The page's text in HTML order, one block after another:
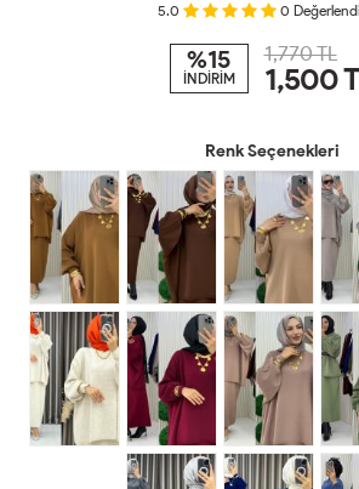
5.0 0
%15
İNDİRİM
1,770 TL
1,500
Renk Seçenekleri